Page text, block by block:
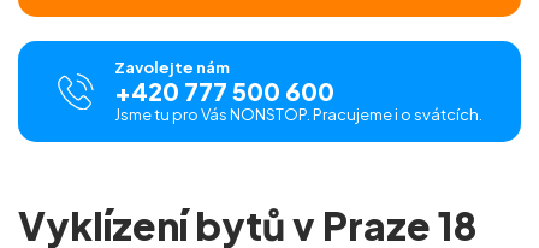
Zavolejte nám
+420 777 500 600
Jsme tu pro Vás NONSTOP. Pracujeme i o svátcích.
Vyklízení bytů v Praze 18